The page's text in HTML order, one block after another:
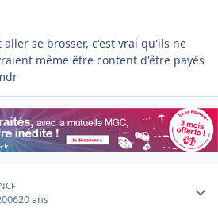
se brosser, c'est vrai qu'ils ne
même être content d'être payés
20 ans